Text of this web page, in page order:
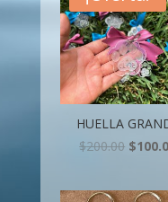
HUELLA
$200.00 $